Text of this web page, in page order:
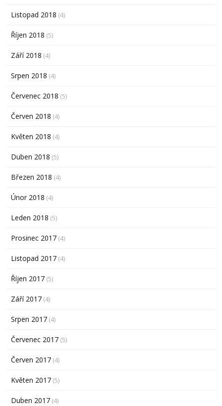
Listopad 2018 (4)
Říjen 2018 (5)
Září 2018 (4)
Srpen 2018 (4)
Červenec 2018 (5)
Červen 2018 (4)
Květen 2018 (4)
Duben 2018 (5)
Březen 2018 (4)
Únor 2018 (4)
Leden 2018 (5)
Prosinec 2017 (4)
Listopad 2017 (4)
Říjen 2017 (5)
Září 2017 (4)
Srpen 2017 (4)
Červenec 2017 (5)
Červen 2017 (4)
Květen 2017 (5)
Duben 2017 (4)